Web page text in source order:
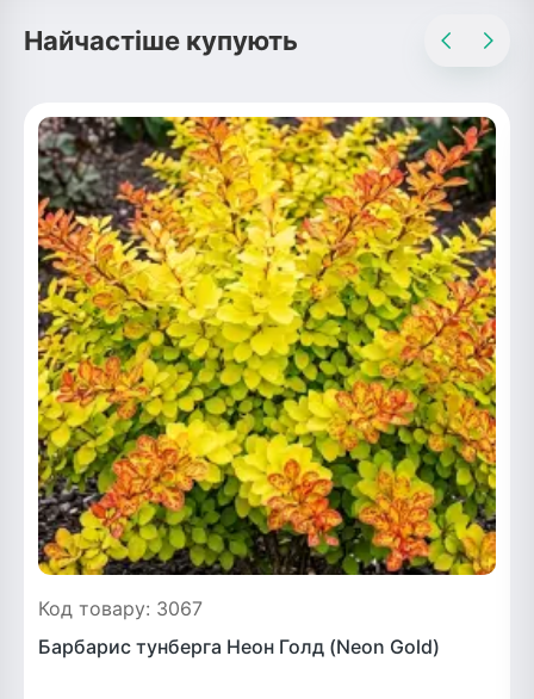
Рослини що в'ються
Гліцинія (Вістерія)
Жимолость декоративна
Плющ
Клематіс
Найчастіше купують
Код товару: 3067
Барбарис тунберга Неон Голд (Neon Gold)